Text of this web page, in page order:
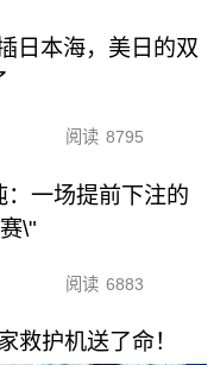
日本海，美日的双
阅读 8795
：一场提前下注的
\"
阅读 6883
救护机送了命！